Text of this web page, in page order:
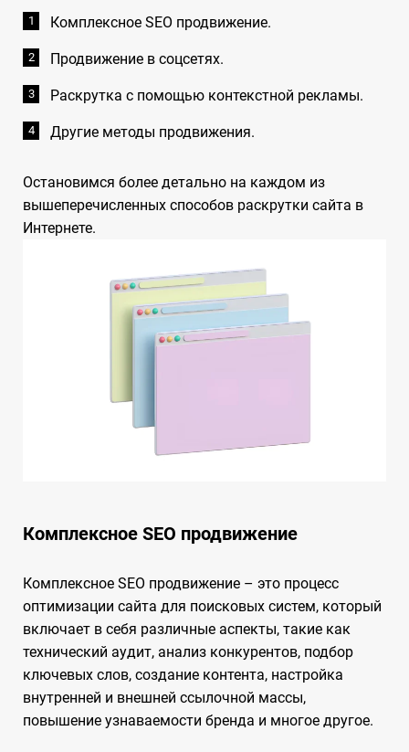
Комплексное SEO продвижение.
Продвижение в соцсетях.
Раскрутка с помощью контекстной рекламы.
Другие методы продвижения.
Остановимся более детально на каждом из
вышеперечисленных способов раскрутки сайта в
Интернете.
Комплексное SEO продвижение
Комплексное SEO продвижение – это процесс
оптимизации сайта для поисковых систем, который
включает в себя различные аспекты, такие как
технический аудит, анализ конкурентов, подбор
ключевых слов, создание контента, настройка
внутренней и внешней ссылочной массы,
повышение узнаваемости бренда и многое другое.